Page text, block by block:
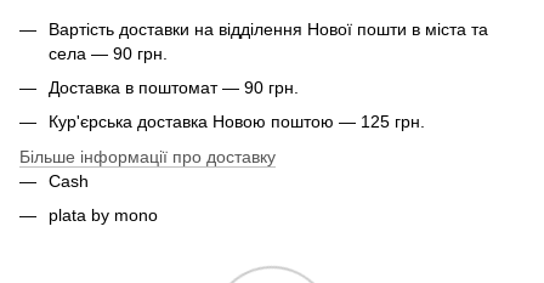
Вартість доставки на відділення Нової пошти в міста та
села — 90 грн.
Доставка в поштомат — 90 грн.
Кур'єрська доставка Новою поштою — 125 грн.
Більше інформації про доставку
Cash
plata by mono